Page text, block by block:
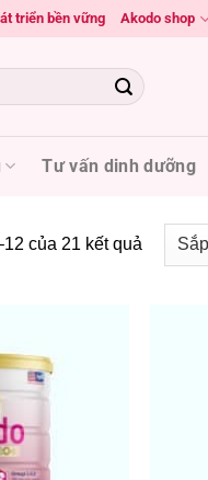
triển bền vững Akodo shop
Tư vấn dinh dưỡng
của 21 kết quả